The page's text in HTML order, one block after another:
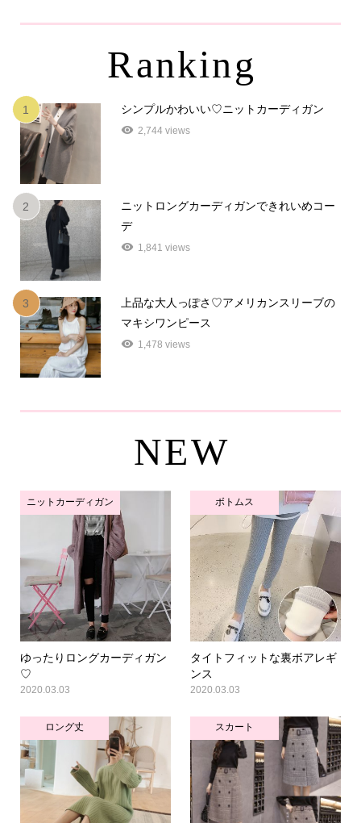
Ranking
1 シンプルかわいい♡ニットカーディガン
2,744 views
2
ニットロングカーディガンできれいめコー
デ
1,841 views
3
上品な大人っぽさ♡アメリカンスリーブの
マキシワンピース
1,478 views
NEW
ニットカーディガン
ゆったりロングカーディガン
♡
2020.03.03
ボトムス
タイトフィットな裏ボアレギ
ンス
2020.03.03
ロング丈 スカート